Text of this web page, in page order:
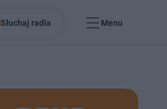
Słuchaj radia Menu